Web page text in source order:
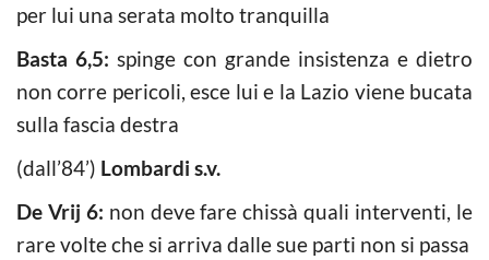
per lui una serata molto tranquilla
Basta 6,5: spinge con grande insistenza e dietro
non corre pericoli, esce lui e la Lazio viene bucata
sulla fascia destra
(dall’84’) Lombardi s.v.
De Vrij 6: non deve fare chissà quali interventi, le
rare volte che si arriva dalle sue parti non si passa